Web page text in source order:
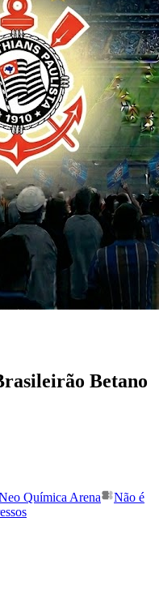
Betano
Química Arena
Não é